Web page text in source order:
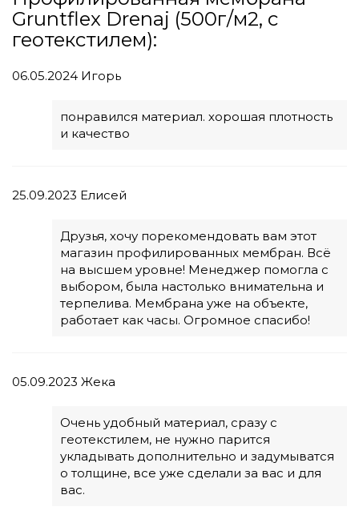
Gruntflex Drenaj (500г/м2, c
геотекстилем):
06.05.2024 Игорь
понравился материал. хорошая плотность
и качество
25.09.2023 Елисей
Друзья, хочу порекомендовать вам этот
магазин профилированных мембран. Всё
на высшем уровне! Менеджер помогла с
выбором, была настолько внимательна и
терпелива. Мембрана уже на объекте,
работает как часы. Огромное спасибо!
05.09.2023 Жека
Очень удобный материал, сразу с
геотекстилем, не нужно парится
укладывать дополнительно и задумыватся
о толщине, все уже сделали за вас и для
вас.